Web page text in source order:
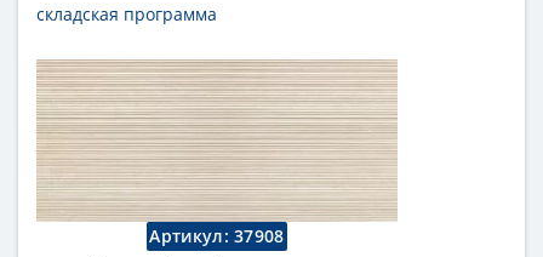
складская программа
Длина
110 см
Высота
50 см
Рисунок
с узорами...
Цвет кремовый,светлый
Страна
Италия
Поверхность
матовая
Fap Ceramiche
Артикул:37908